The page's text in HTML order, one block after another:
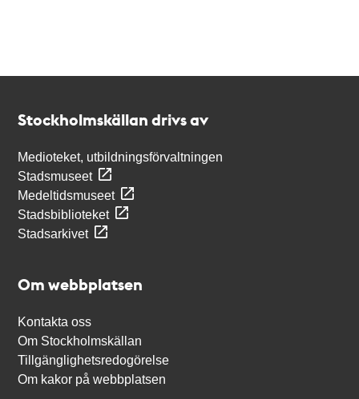
Stockholmskällan drivs av
Medioteket, utbildningsförvaltningen
Stadsmuseet
Medeltidsmuseet
Stadsbiblioteket
Stadsarkivet
Om webbplatsen
Kontakta oss
Om Stockholmskällan
Tillgänglighetsredogörelse
Om kakor på webbplatsen